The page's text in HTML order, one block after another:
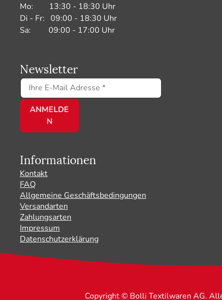
Mo: 13:30 - 18:30 Uhr
Di - Fr: 09:00 - 18:30 Uhr
Sa: 09:00 - 17:00 Uhr
Newsletter
Informationen
Kontakt
FAQ
Allgemeine Geschäftsbedingungen
Versandarten
Zahlungsarten
Impressum
Datenschutzerklärung
Copyright © Bolli Textilwaren AG.